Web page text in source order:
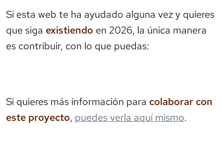
Si esta web te ha ayudado alguna vez y quieres
que siga existiendo en 2026, la única manera
es contribuir, con lo que puedas:
Si quieres más información para colaborar con
este proyecto, puedes verla aquí mismo.